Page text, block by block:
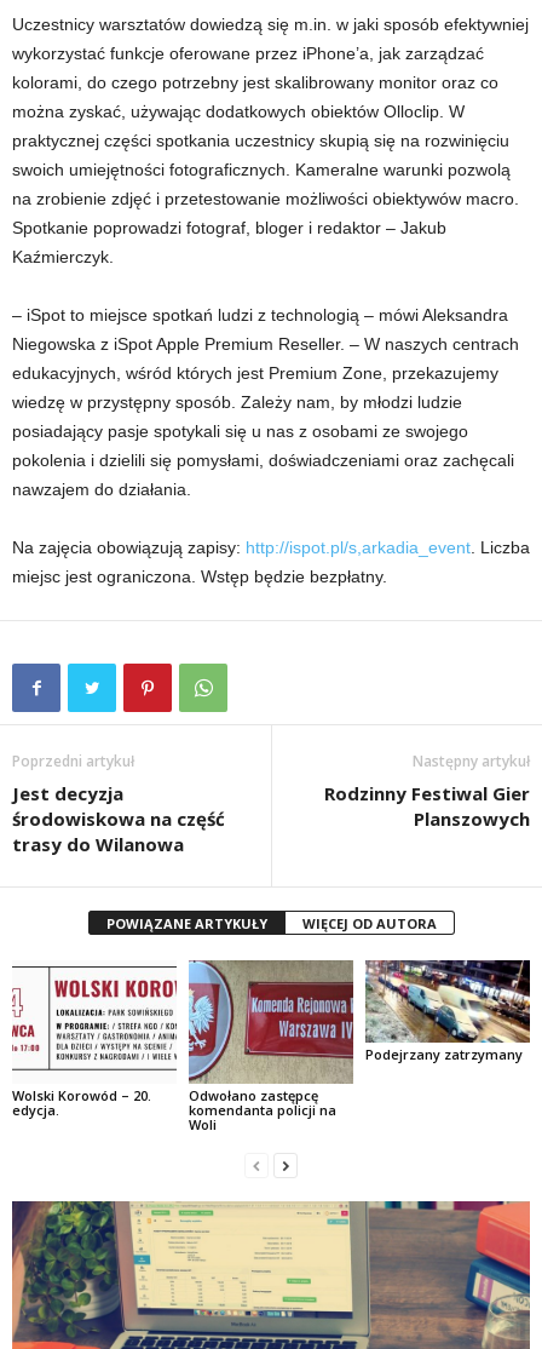
Uczestnicy warsztatów dowiedzą się m.in. w jaki sposób efektywniej
wykorzystać funkcje oferowane przez iPhone’a, jak zarządzać
kolorami, do czego potrzebny jest skalibrowany monitor oraz co
można zyskać, używając dodatkowych obiektów Olloclip. W
praktycznej części spotkania uczestnicy skupią się na rozwinięciu
swoich umiejętności fotograficznych. Kameralne warunki pozwolą
na zrobienie zdjęć i przetestowanie możliwości obiektywów macro.
Spotkanie poprowadzi fotograf, bloger i redaktor – Jakub
Kaźmierczyk.
– iSpot to miejsce spotkań ludzi z technologią – mówi Aleksandra
Niegowska z iSpot Apple Premium Reseller. – W naszych centrach
edukacyjnych, wśród których jest Premium Zone, przekazujemy
wiedzę w przystępny sposób. Zależy nam, by młodzi ludzie
posiadający pasje spotykali się u nas z osobami ze swojego
pokolenia i dzielili się pomysłami, doświadczeniami oraz zachęcali
nawzajem do działania.
Na zajęcia obowiązują zapisy: http://ispot.pl/s,arkadia_event. Liczba
miejsc jest ograniczona. Wstęp będzie bezpłatny.
Poprzedni artykuł
Jest decyzja
środowiskowa na część
trasy do Wilanowa
Następny artykuł
Rodzinny Festiwal Gier
Planszowych
POWIĄZANE ARTYKUŁY WIĘCEJ OD AUTORA
Wolski Korowód – 20.
edycja.
Odwołano zastępcę
komendanta policji na
Woli
Podejrzany zatrzymany